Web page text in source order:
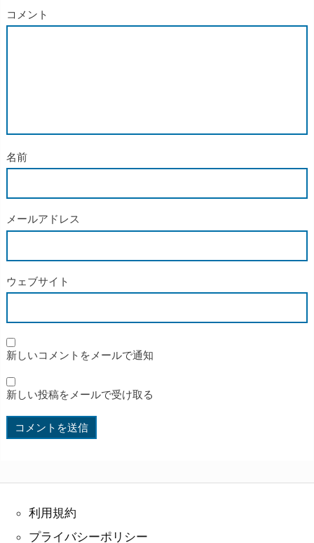
コメント
名前
メールアドレス
ウェブサイト
新しいコメントをメールで通知
新しい投稿をメールで受け取る
利用規約
プライバシーポリシー